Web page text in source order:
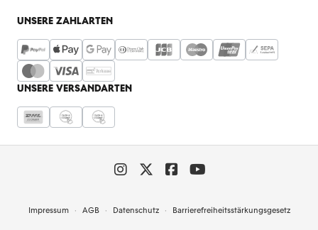
UNSERE ZAHLARTEN
UNSERE VERSANDARTEN
Impressum AGB Datenschutz Barrierefreiheitsstärkungsgesetz